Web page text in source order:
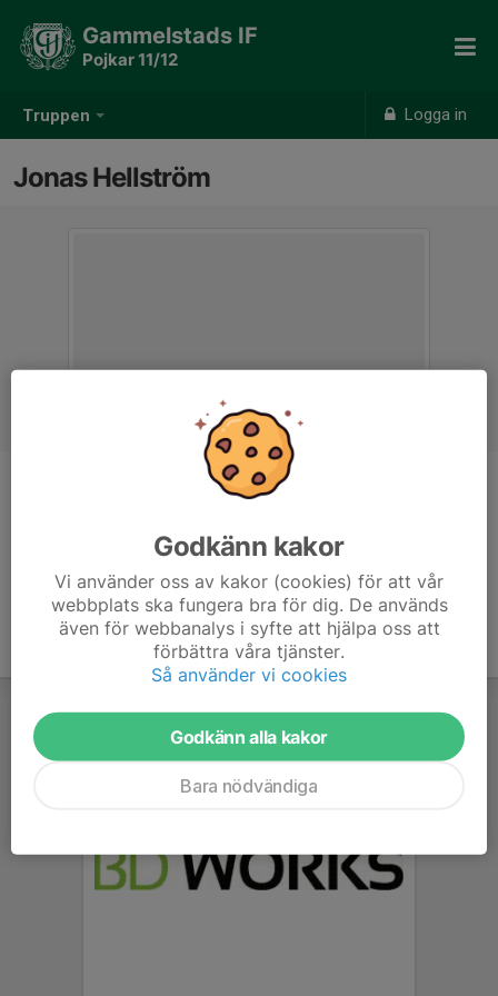
Truppen Logga in
Gammelstads IF
Pojkar 11/12
Jonas Hellström
Tränare
Godkänn kakor
Vi använder oss av kakor (cookies) för att vår
webbplats ska fungera bra för dig. De används
även för webbanalys i syfte att hjälpa oss att
förbättra våra tjänster.
Så använder vi cookies
Godkänn alla kakor
Bara nödvändiga